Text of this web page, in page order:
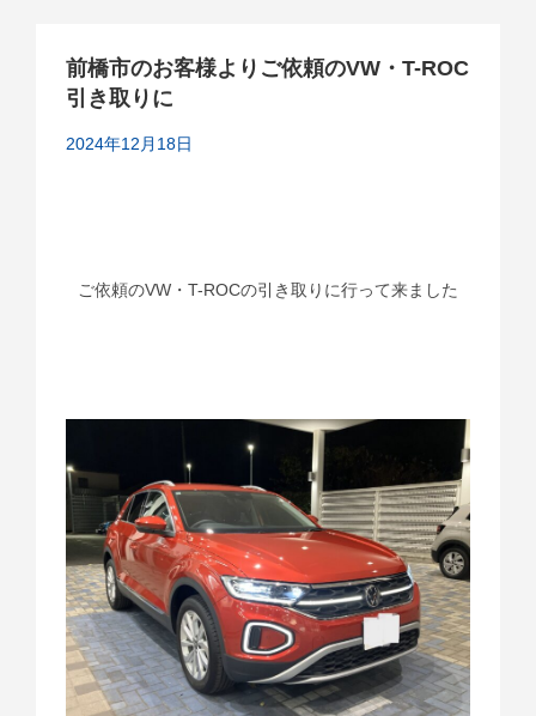
前橋市のお客様よりご依頼のVW・T-ROC
引き取りに
2024年12月18日
ご依頼のVW・T-ROCの引き取りに行って来ました